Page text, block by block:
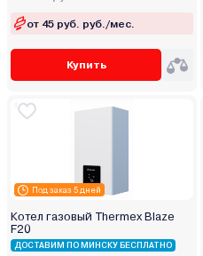
от 45 руб. руб./мес.
Купить
Под заказ 5 дней
Котел газовый Thermex Blaze
F20
ДОСТАВИМ ПО МИНСКУ БЕСПЛАТНО